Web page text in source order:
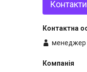
Контакти
менеджер